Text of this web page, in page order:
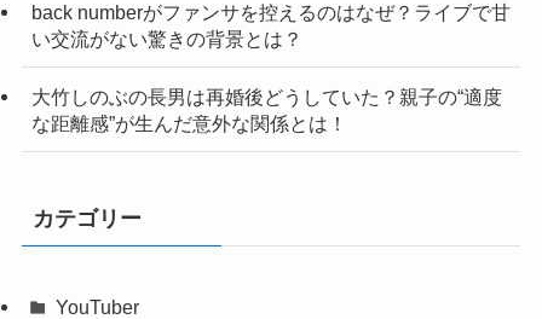
back numberがファンサを控えるのはなぜ？ライブで甘
い交流がない驚きの背景とは？
大竹しのぶの長男は再婚後どうしていた？親子の“適度
な距離感”が生んだ意外な関係とは！
カテゴリー
YouTuber